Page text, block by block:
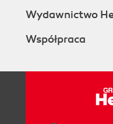
Zastosowanie
Instalacja
Edytowanie
Grupy
Wydawnictwo
Współpraca